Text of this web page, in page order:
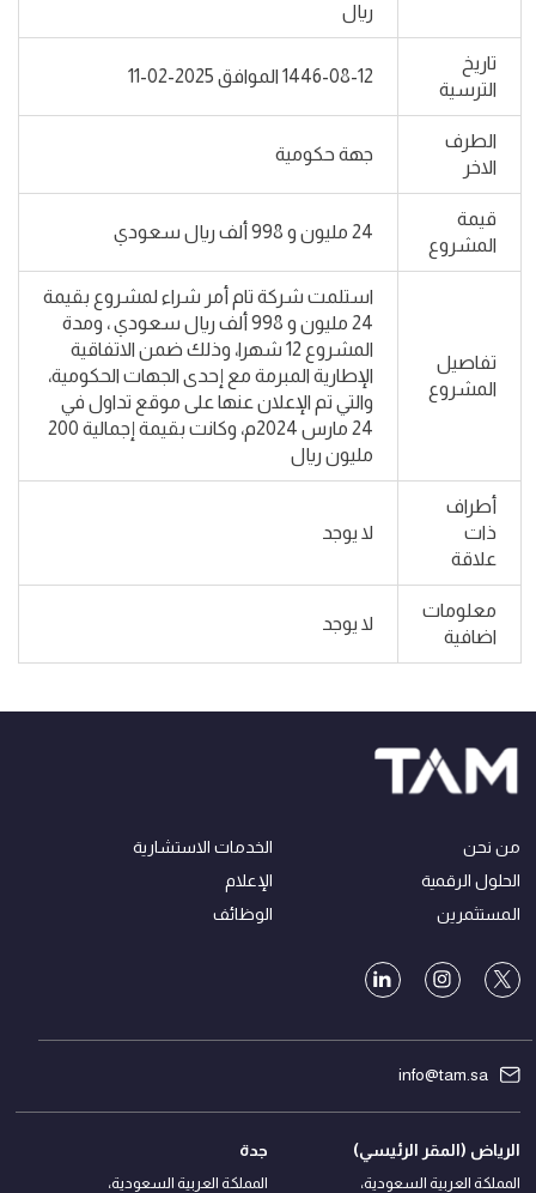
ريال
تاريخ
الترسية
1446-08-12 الموافق 2025-02-11
الطرف
الاخر
جهة حكومية
قيمة
المشروع
24 مليون و 998 ألف ريال سعودي
تفاصيل
المشروع
استلمت شركة تام أمر شراء لمشروع بقيمة
24 مليون و 998 ألف ريال سعودي ، ومدة
المشروع 12 شهرا، وذلك ضمن الاتفاقية
الإطارية المبرمة مع إحدى الجهات الحكومية،
والتي تم الإعلان عنها على موقع تداول في
24 مارس 2024م، وكانت بقيمة إجمالية 200
مليون ريال
أطراف
ذات
علاقة
لا يوجد
معلومات
اضافية
لا يوجد
من نحن
الخدمات الاستشارية
الحلول الرقمية
الإعلام
المستثمرين
الوظائف
info@tam.sa
الرياض (المقر الرئيسي)
المملكة العربية السعودية،
جدة
المملكة العربية السعودية،